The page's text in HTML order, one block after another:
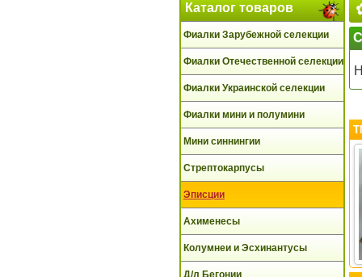
Каталог товаров
Фиалки Зарубежной селекции
Фиалки Отечественной селекции
Фиалки Украинской селекции
Фиалки мини и полумини
Мини синнингии
Стрептокарпусы
Эписции
Ахименесы
Колумнеи и Эсхинантусы
Д/л Бегонии